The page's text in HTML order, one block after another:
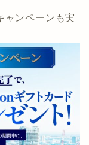
ャンペーンも実